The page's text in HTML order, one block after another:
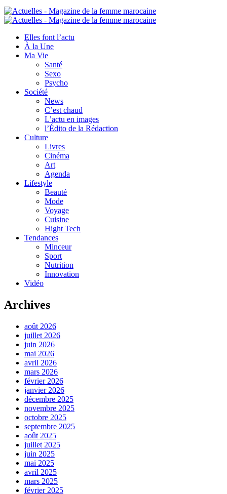
Elles font l’actu
À la Une
Ma Vie
Santé
Sexo
Psycho
Société
News
C’est chaud
L’actu en images
l’Édito de la Rédaction
Culture
Livres
Cinéma
Art
Agenda
Lifestyle
Beauté
Mode
Voyage
Cuisine
Hight Tech
Tendances
Minceur
Sport
Nutrition
Innovation
Vidéo
Archives
août 2026
juillet 2026
juin 2026
mai 2026
avril 2026
mars 2026
février 2026
janvier 2026
décembre 2025
novembre 2025
octobre 2025
septembre 2025
août 2025
juillet 2025
juin 2025
mai 2025
avril 2025
mars 2025
février 2025